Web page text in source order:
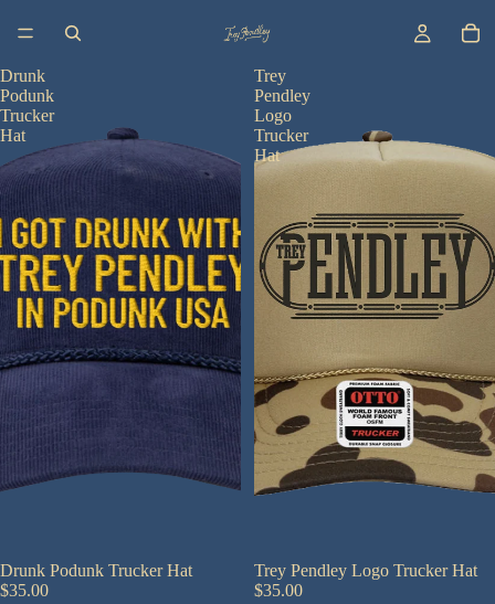
Drunk
Podunk
Trucker
Hat
Drunk Podunk Trucker Hat
$35.00
Trey
Pendley
Logo
Trucker
Hat
Trey Pendley Logo Trucker Hat
$35.00